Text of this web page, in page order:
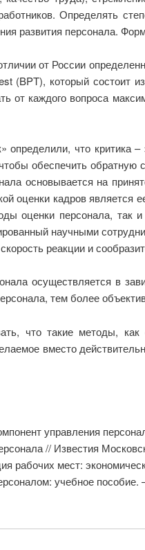
Определять
развития персонала.
от России
(BPT), который состоит
от каждого вопроса
определили, что
обеспечить
основывается на
оценки кадров является
оценки персонала, так
научными
реакции и
осуществляется в
тем более
что такие методы,
вместо
управления
// Известия
рабочих мест:
учебное